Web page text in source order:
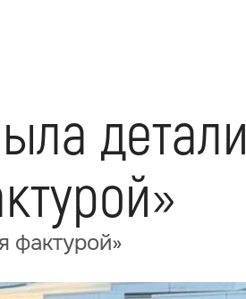
детали
фактурой»